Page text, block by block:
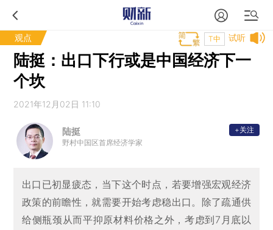
观点 试听
T中
陆挺：出口下行或是中国经济下一
个坎
2021年12月02日 11:10
陆挺
野村中国区首席经济学家
+关注
出口已初显疲态，当下这个时点，若要增强宏观经济
政策的前瞻性，就需要开始考虑稳出口。除了疏通供
给侧瓶颈从而平抑原材料价格之外，考虑到7月底以